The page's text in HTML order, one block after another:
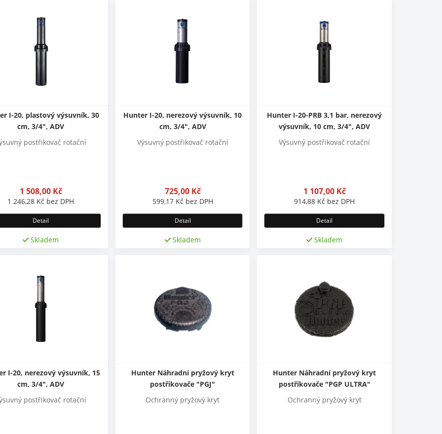
I-20, plastový výsuvník, 30
cm, 3/4", ADV
postřikovač rotační
1 508,00 Kč
1 246,28 Kč bez DPH
Detail
Skladem
Hunter I-20, nerezový výsuvník, 10
cm, 3/4", ADV
Výsuvný postřikovač rotační
725,00 Kč
599,17 Kč bez DPH
Detail
Skladem
Hunter I-20-PRB 3,1 bar, nerezový
výsuvník, 10 cm, 3/4", ADV
Výsuvný postřikovač rotační
1 107,00 Kč
914,88 Kč bez DPH
Detail
Skladem
I-20, nerezový výsuvník, 15
cm, 3/4", ADV
postřikovač rotační
Hunter Náhradní pryžový kryt
postřikovače "PGJ"
Ochranný pryžový kryt
Hunter Náhradní pryžový kryt
postřikovače "PGP ULTRA"
Ochranný pryžový kryt